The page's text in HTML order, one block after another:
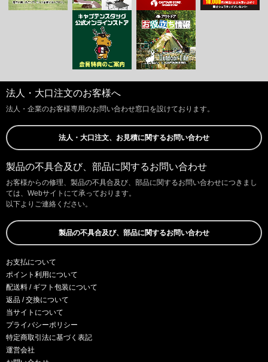
法人・大口注文のお客様へ
法人・企業のお客様専用のお問い合わせ窓口を設けております。
法人・大口注文、お見積に関するお問い合わせ
製品の不具合及び、部品に関するお問い合わせ
お客様からの修理、製品の不具合及び、部品に関するお問い合わせにつきまし
ては、Webサイトにて承っております。
以下よりご連絡ください。
製品の不具合及び、部品に関するお問い合わせ
お支払について
ポイント利用について
配送料 / ギフト包装について
返品 / 交換について
当サイトについて
プライバシーポリシー
特定商取引法に基づく表記
運営会社